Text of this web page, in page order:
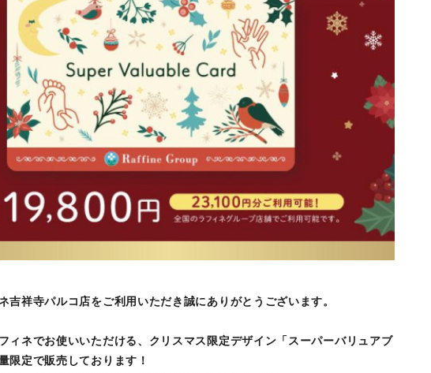
吉祥寺パルコ店をご利用いただき誠にありがとうございます。
ィネでお使いいただける、クリスマス限定デザイン「スーパーバリュアブ
限定で販売しております！